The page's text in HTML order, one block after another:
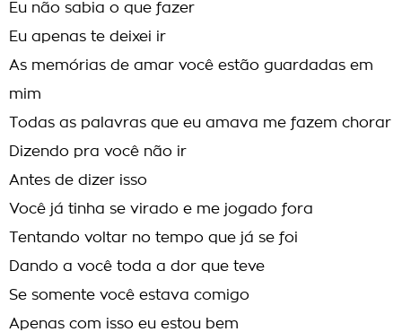
Eu não sabia o que fazer
Eu apenas te deixei ir
As memórias de amar você estão guardadas em
mim
Todas as palavras que eu amava me fazem chorar
Dizendo pra você não ir
Antes de dizer isso
Você já tinha se virado e me jogado fora
Tentando voltar no tempo que já se foi
Dando a você toda a dor que teve
Se somente você estava comigo
Apenas com isso eu estou bem